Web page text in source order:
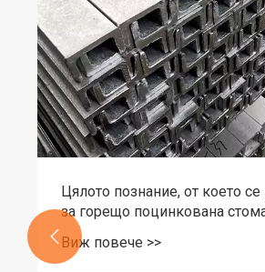
Цялото познание, от което
за горещо поцинкована
тук!
Виж повече >>
